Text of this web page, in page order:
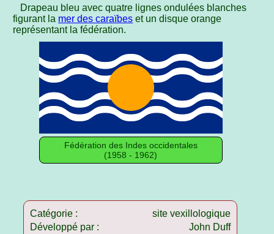
Drapeau bleu avec quatre lignes ondulées blanches
figurant la mer des caraïbes et un disque orange
représentant la fédération.
Fédération des Indes occidentales
(1958 - 1962)
Catégorie :
site vexillologique
Développé par :
John Duff